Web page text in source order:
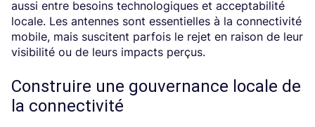
aussi entre besoins technologiques et acceptabilité
locale. Les antennes sont essentielles à la connectivité
mobile, mais suscitent parfois le rejet en raison de leur
visibilité ou de leurs impacts perçus.
Construire une gouvernance locale de
la connectivité